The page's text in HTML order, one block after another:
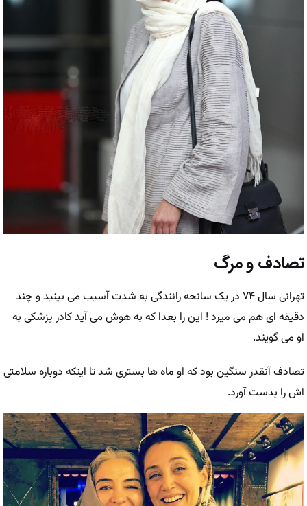
تصادف و مرگ
تهرانی سال ۷۴ در یک سانحه رانندگی به شدت آسیب می بینید و چند
دقیقه ای هم می میرد ! این را بعدا که به هوش می آید کادر پزشکی به
او می گویند.
تصادف آنقدر سنگین بود که او ماه ها بستری شد تا اینکه دوباره سلامتی
اش را بدست آورد.